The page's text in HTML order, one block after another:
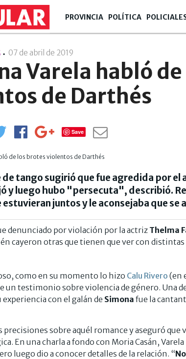
PROVINCIA POLÍTICA
07 de abril de 2019
Varela habló
de Darthés
Save
tango sugirió que fue agredida por
y luego hubo "persecuta", describió.
juntos y le aconsejaba que se
denunciado por violación por la actriz Thelma
cayeron otras que tienen que ver con
como en su momento lo hizo Calu Rivero (en
un testimonio sobre violencia de género. Una
experiencia con el galán de Simona fue la
precisiones sobre aquél romance y aseguró
En una charla a fondo con Moria Casán,
luego dio a conocer detalles de la relación. “